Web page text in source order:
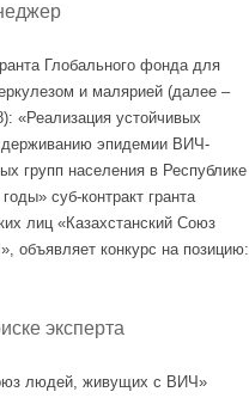
Глобального фонда для
и малярией (далее –
«Реализация устойчивых
эпидемии ВИЧ-
групп населения в Республике
суб-контракт гранта
лиц «Казахстанский Союз
конкурс на позицию:
эксперта
людей, живущих с ВИЧ»